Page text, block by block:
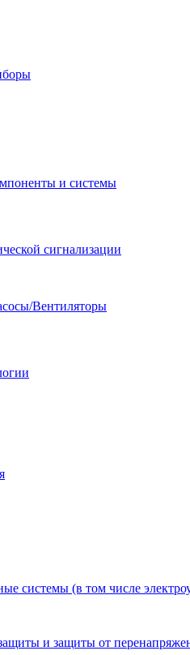
и системы
сигнализации
Вентиляторы
системы (в том числе
и защиты от